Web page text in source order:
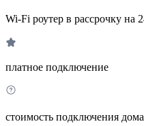
Wi-Fi роутер в рассрочку на
платное подключение
стоимость подключения